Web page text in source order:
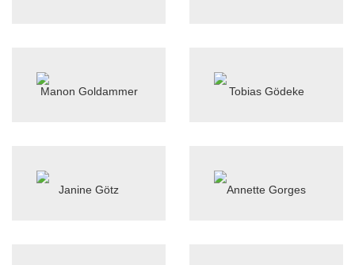
Manon Goldammer Tobias Gödeke
Janine Götz Annette Gorges